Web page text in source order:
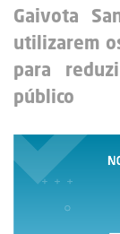
Gaivota
utilizarem
para
público